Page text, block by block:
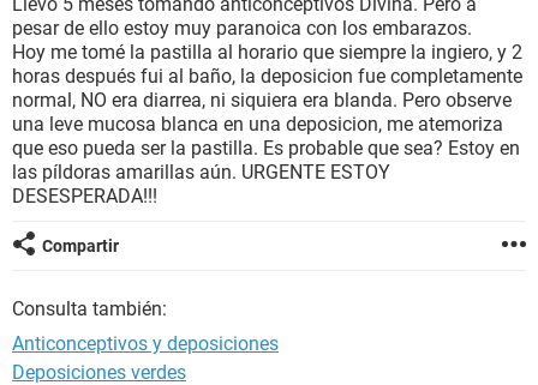
SEXUALIDAD
GLOSARIO
pesar de ello estoy muy paranoica con los embarazos.
Hoy me tomé la pastilla al horario que siempre la ingiero, y 2
horas después fui al baño, la deposicion fue completamente
normal, NO era diarrea, ni siquiera era blanda. Pero observe
una leve mucosa blanca en una deposicion, me atemoriza
que eso pueda ser la pastilla. Es probable que sea? Estoy en
las píldoras amarillas aún. URGENTE ESTOY
DESESPERADA!!!
Compartir
Consulta también:
Anticonceptivos y deposiciones
Deposiciones verdes